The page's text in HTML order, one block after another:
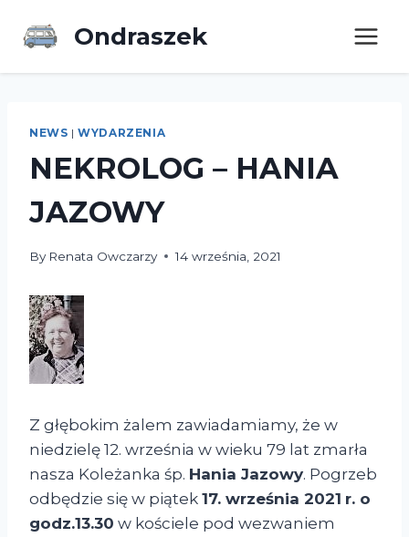
Ondraszek
NEWS |WYDARZENIA
NEKROLOG – HANIA
JAZOWY
By Renata Owczarzy 14 września, 2021
Z głębokim żalem zawiadamiamy, że w
niedzielę 12. września w wieku 79 lat zmarła
nasza Koleżanka śp. Hania Jazowy. Pogrzeb
odbędzie się w piątek 17. września 2021 r. o
godz.13.30 w kościele pod wezwaniem